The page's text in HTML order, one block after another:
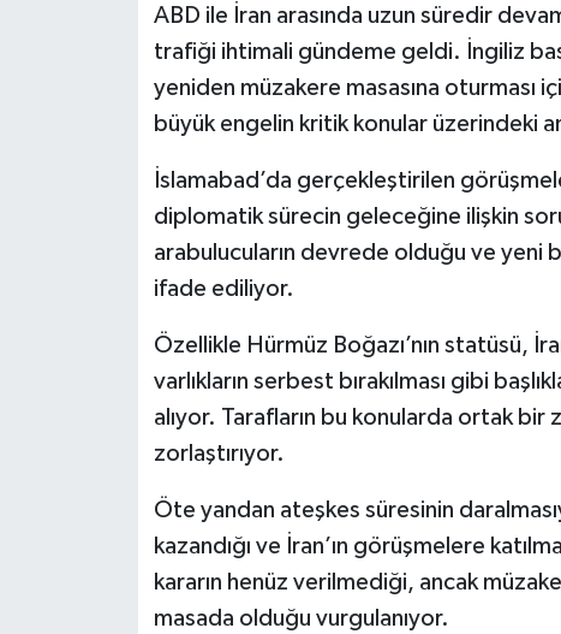
ABD ile İran arasında uzun süredir
trafiği ihtimali gündeme geldi. İngiliz
yeniden müzakere masasına oturması
büyük engelin kritik konular üzerindeki
İslamabad’da gerçekleştirilen
diplomatik sürecin geleceğine ilişkin
arabulucuların devrede olduğu ve yeni
ifade ediliyor.
Özellikle Hürmüz Boğazı’nın statüsü,
varlıkların serbest bırakılması gibi
alıyor. Tarafların bu konularda ortak bir
zorlaştırıyor.
Öte yandan ateşkes süresinin
kazandığı ve İran’ın görüşmelere
kararın henüz verilmediği, ancak
masada olduğu vurgulanıyor.